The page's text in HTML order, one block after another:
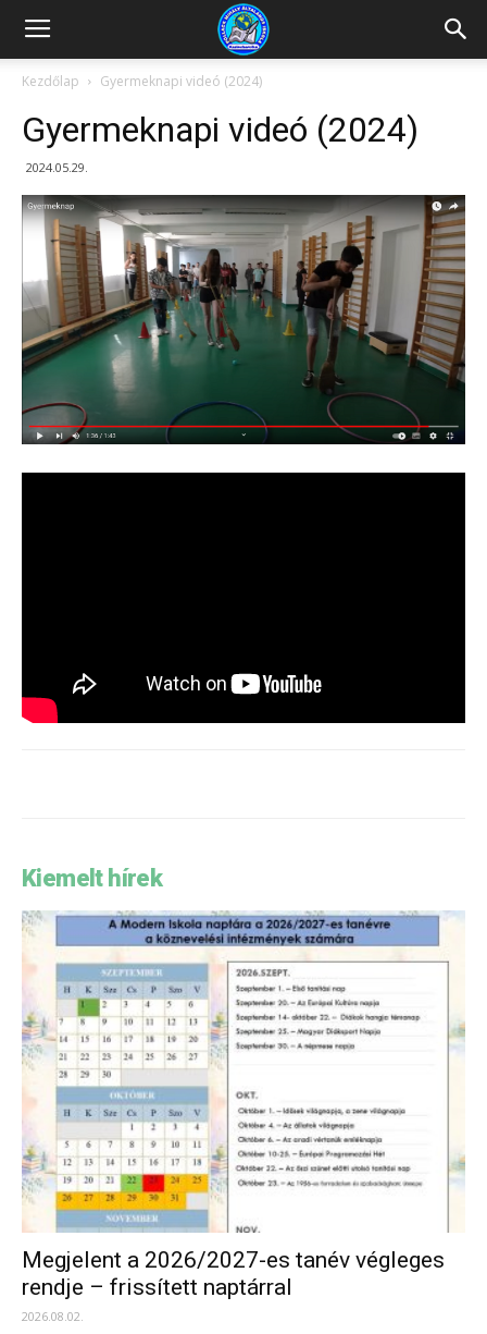
Kazincbarcikai
Pollack
Mihály
Általános
Kezdőlap Gyermeknapi videó (2024)
Gyermeknapi videó (2024)
2024.05.29.
Kiemelt hírek
Megjelent a 2026/2027-es tanév végleges
rendje – frissített naptárral
2026.08.02.